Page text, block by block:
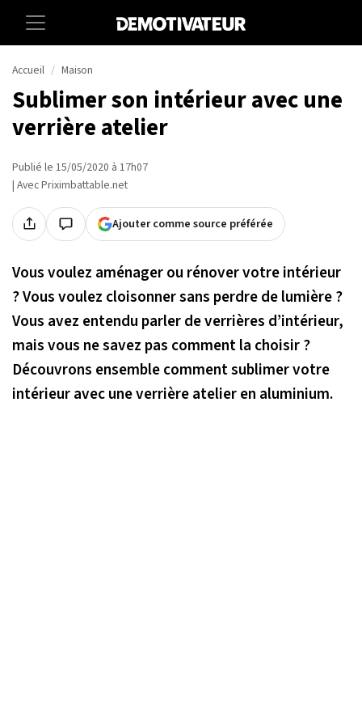
Accueil Maison
Sublimer son intérieur avec une
verrière atelier
Publié le 15/05/2020 à 17h07
| Avec Priximbattable.net
Ajouter comme source préférée
Vous voulez aménager ou rénover votre intérieur
? Vous voulez cloisonner sans perdre de lumière ?
Vous avez entendu parler de verrières d’intérieur,
mais vous ne savez pas comment la choisir ?
Découvrons ensemble comment sublimer votre
intérieur avec une verrière atelier en aluminium.